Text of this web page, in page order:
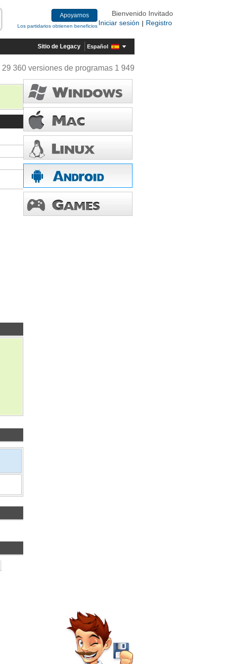
Apoyarnos
Los partidarios obtienen beneficios
Bienvenido Invitado
Iniciar sesión
Registro
Sitio de Legacy Español
29 360 versiones de programas 1 949